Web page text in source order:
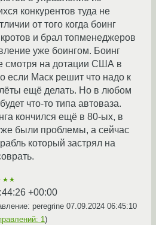
конкурентов туда не
от того когда боинг
и брал топменеджеров
уже боингом. Боинг
смотря на дотации США в
если Маск решит что надо к
ещё делать. Но в любом
что-то типа автоваза.
кончился ещё в 80-ых, в
были проблемы, а сейчас
который застрял на
+00:00
peregrine 07.09.2024 06:45:10
1)